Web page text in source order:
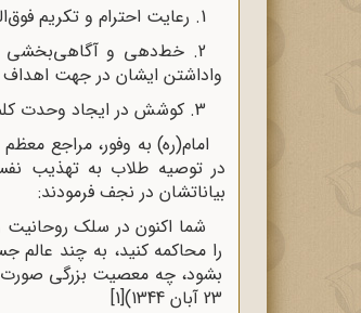
1. رعایت احترام و تکریم فوق‌العاده مراجع و توصیه مکرر این امر به دیگران در بیانات و مکتوبات.
2. خط‌دهی و آگاهی‌بخشی
واداشتن ایشان در جهت
3. کوشش در ایجاد وحدت کلمه مراجع و انسجام نظری و عملی آن‌ها.
امام(ره) به وفور، مراجع
در توصیه طلاب به تهذیب
بیاناتشان در نجف فرمودند:
شما اکنون در سلک روحانیت
را محاکمه کنید، به چند
بشود، چه معصیت بزرگی صورت
23 آبان 1344)
[1]